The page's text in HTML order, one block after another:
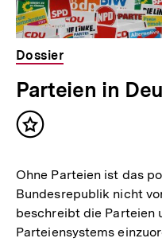
Dossier
Parteien in
Inhalt
Ohne Parteien ist das
Bundesrepublik nicht
beschreibt die Parteien
Parteiensystems